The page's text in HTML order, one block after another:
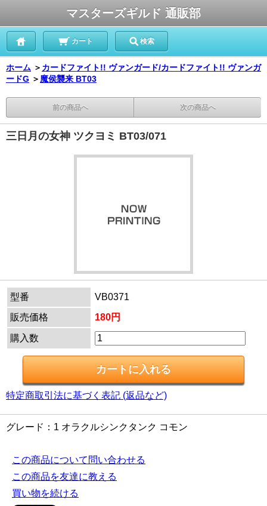
マスターズギルド 通販部
カート 検索
ホーム ＞ カードファイト!! ヴァンガード/カードファイト!! ヴァンガ
ードG ＞ 魔侯襲来 BT03
前の商品へ 次の商品へ
三日月の女神 ツクヨミ BT03/071
型番
VB0371
販売価格
180円
購入数
特定商取引法に基づく表記 (返品など)
グレード：1 オラクルシンクタンク コモン
この商品について問い合わせる
この商品を友達に教える
買い物を続ける